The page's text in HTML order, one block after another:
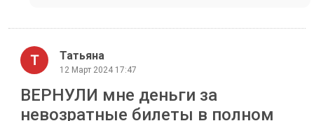
Татьяна
12 Март 2024 17:47
ВЕРНУЛИ мне деньги за
невозратные билеты в полном